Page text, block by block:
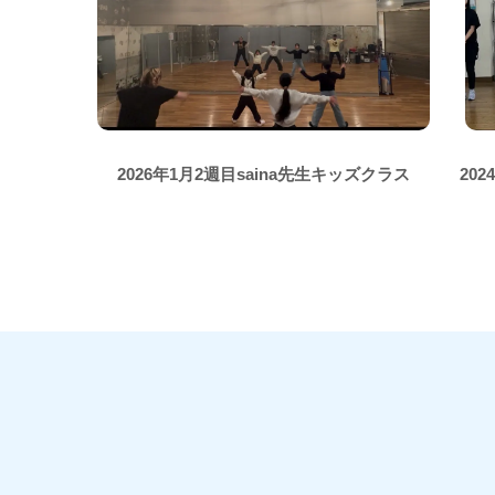
2026年1月2週目saina先生キッズクラス